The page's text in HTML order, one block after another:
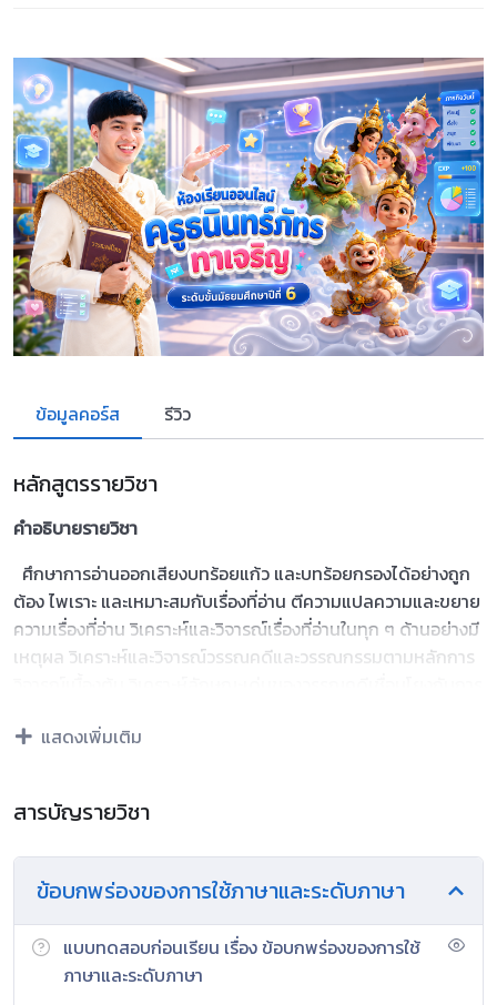
ข้อมูลคอร์ส รีวิว
หลักสูตรรายวิชา
คำอธิบายรายวิชา
ศึกษาการอ่านออกเสียงบทร้อยแก้ว และบทร้อยกรองได้อย่างถูก
ต้อง ไพเราะ และเหมาะสมกับเรื่องที่อ่าน ตีความแปลความและขยาย
ความเรื่องที่อ่าน วิเคราะห์และวิจารณ์เรื่องที่อ่านในทุก ๆ ด้านอย่างมี
เหตุผล วิเคราะห์และวิจารณ์วรรณคดีและวรรณกรรมตามหลักการ
ประเมินคุณค่าด้านวรรณศิลป์ของวรรณคดีและวรรณกรรมในฐาน
สังเคราะห์ข้อคิดจากวรรณคดีและวรรณกรรมเพื่อนำไปประยุกต์ใช้
ในชีวิตจริง คาดคะเนเหตุการณ์จากเรื่องที่อ่าน และประเมินค่าเพื่อนํ
าความรู้ความคิดไปใช้ตัดสินใจแก้ปัญหาในการดำชีวิต ใช้ภาษา
เหมาะสมแก่โอกาส กาลเทศะ และบุคคล รวมทั้งคำราชาศัพท์อย่าง
เหมาะสม ใช้คำและกลุ่มคำสร้างประโยคตรงตามวัตถุประสงค์
ท่องจำและบอกคุณค่าบทอาขยานตามที่กำหนด และบทร้อยกรองที่
มีคุณค่าตามความสนใจและนำไปใช้อ้างอิง
แสดงเพิ่มเติม
สารบัญรายวิชา
ข้อบกพร่องของการใช้ภาษาและระดับภาษา
แบบทดสอบก่อนเรียน เรื่อง ข้อบกพร่องของการใช้
ภาษาและระดับภาษา